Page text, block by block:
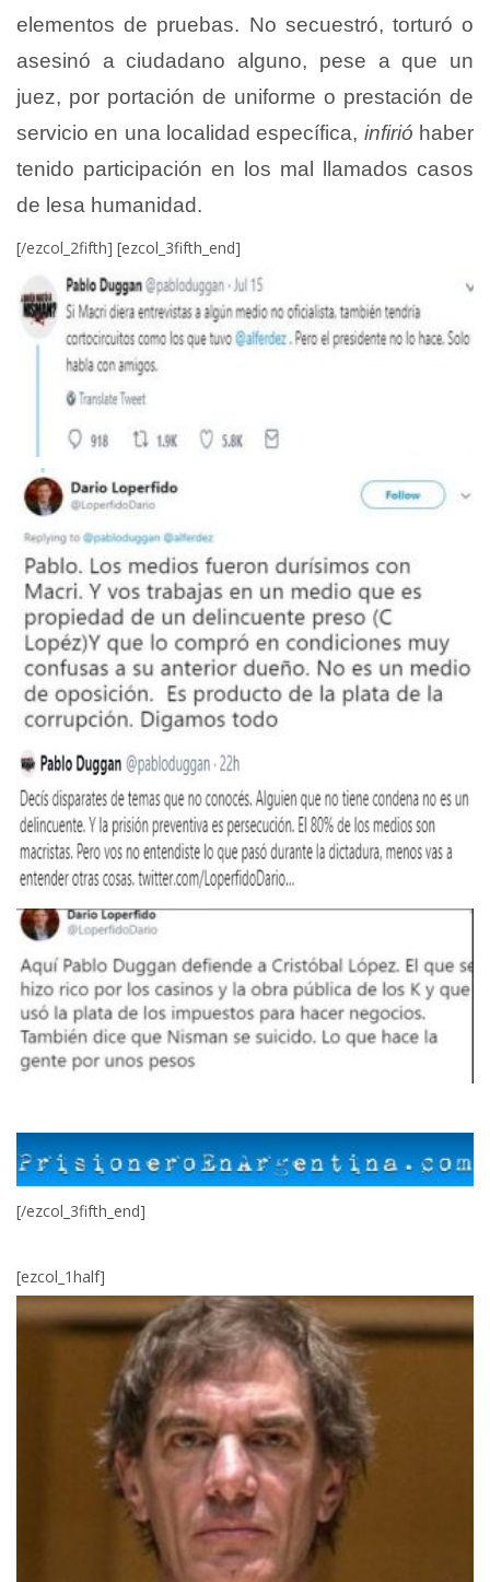
elementos de pruebas. No secuestró, torturó o
asesinó a ciudadano alguno, pese a que un
juez, por portación de uniforme o prestación de
servicio en una localidad específica, infirió haber
tenido participación en los mal llamados casos
de lesa humanidad.
[/ezcol_2fifth] [ezcol_3fifth_end]
[/ezcol_3fifth_end]
[ezcol_1half]